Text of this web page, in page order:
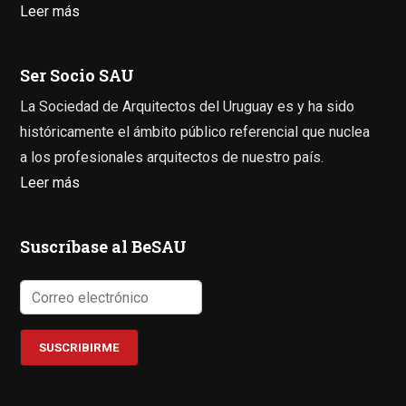
Leer más
Ser Socio SAU
La Sociedad de Arquitectos del Uruguay es y ha sido
históricamente el ámbito público referencial que nuclea
a los profesionales arquitectos de nuestro país.
Leer más
Suscríbase al BeSAU